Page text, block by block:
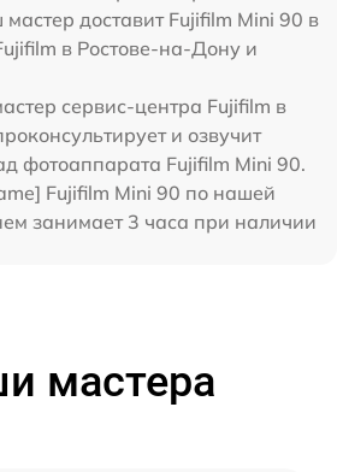
доставит Fujifilm Mini 90 в
в Ростове-на-Дону и
сервис-центра Fujifilm в
и озвучит
фотоаппарата Fujifilm Mini 90.
Fujifilm Mini 90 по нашей
занимает 3 часа при наличии
мастера